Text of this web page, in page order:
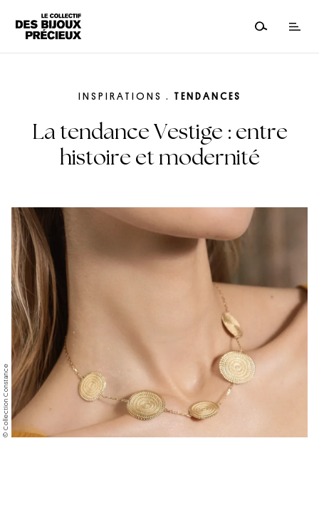
© Collection Constance
INSPIRATIONS . TENDANCES
La tendance Vestige : entre
histoire et modernité